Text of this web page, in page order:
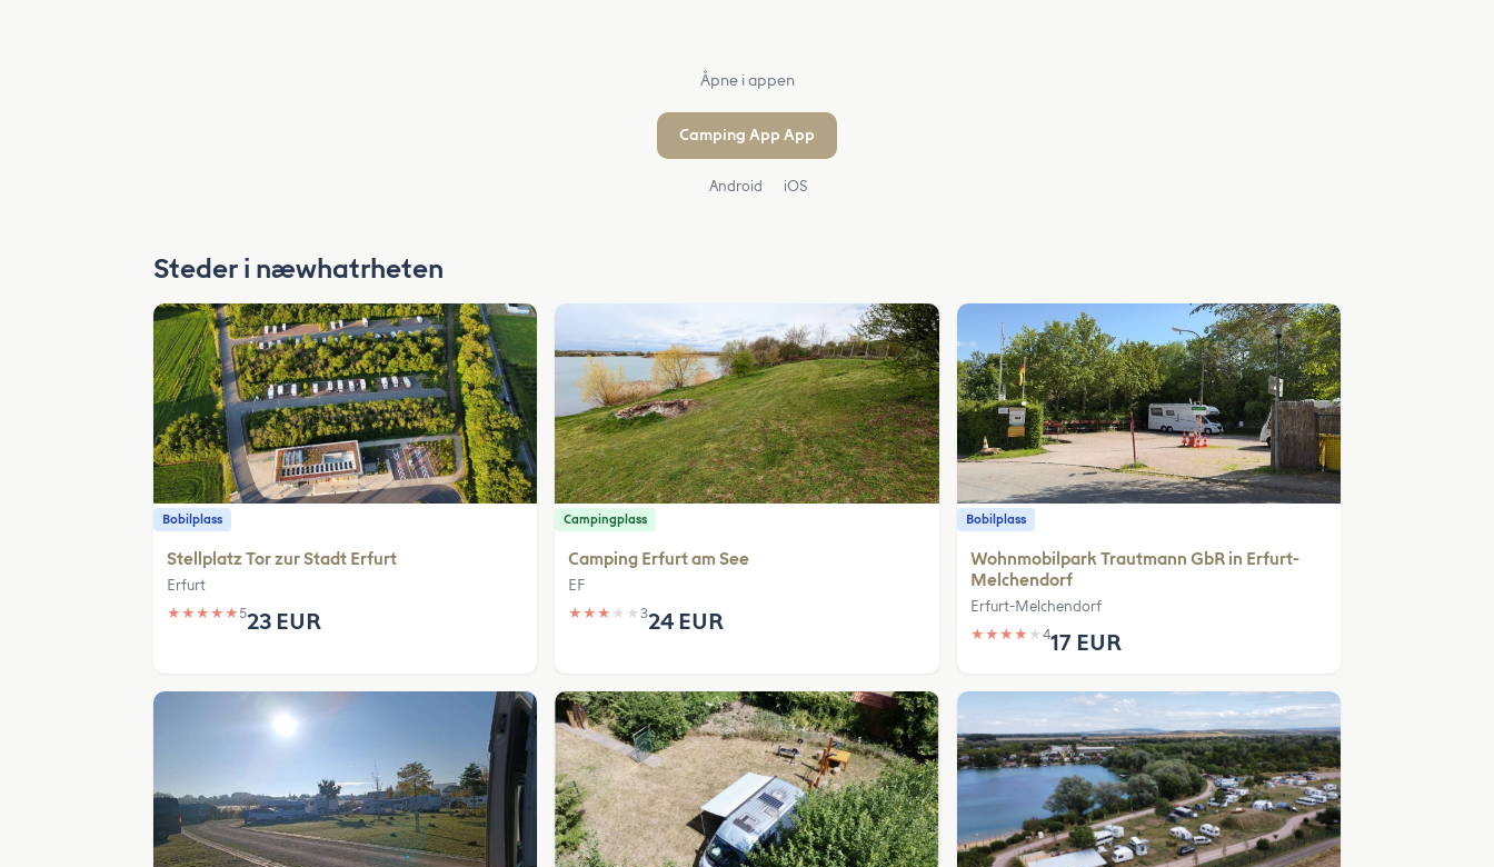
Åpne i appen
Camping App App
Android iOS
Steder i næwhatrheten
Bobilplass
Stellplatz Tor zur Stadt Erfurt
Erfurt
★ ★ ★ ★ ★523 EUR
Campingplass
Camping Erfurt am See
EF
★ ★ ★ ★ ★324 EUR
Bobilplass
Wohnmobilpark Trautmann GbR in Erfurt-
Melchendorf
Erfurt-Melchendorf
★ ★ ★ ★ ★ 417 EUR